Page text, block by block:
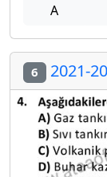
A
6 2021-